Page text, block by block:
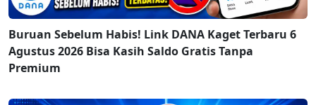
Buruan Sebelum Habis! Link DANA Kaget Terbaru 6
Agustus 2026 Bisa Kasih Saldo Gratis Tanpa
Premium